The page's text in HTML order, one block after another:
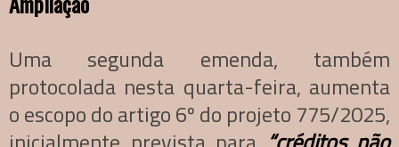
Uma segunda emenda, também
protocolada nesta quarta-feira, aumenta
o escopo do artigo 6º do projeto 775/2025,